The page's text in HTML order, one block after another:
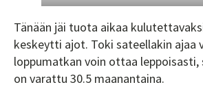
Tänään jäi tuota aikaa
keskeytti ajot. Toki sateellakin ajaa
loppumatkan voin ottaa
on varattu 30.5 maanantaina.